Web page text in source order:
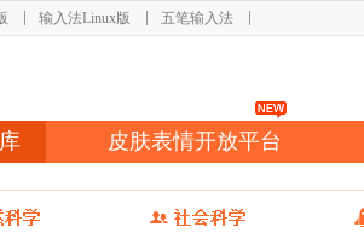
输入法Linux版 五笔输入法
皮肤表情开放平台